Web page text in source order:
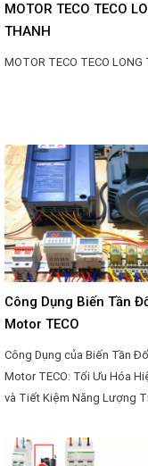
MOTOR TECO TECO
THANH
MOTOR TECO TECO LONG
Công Dụng Biến Tần
Motor TECO
Công Dụng của Biến Tần
Motor TECO: Tối Ưu Hóa
và Tiết Kiệm Năng Lượng Trong thế
dụng motor để điều khiển
bị và hệ thống là không thể